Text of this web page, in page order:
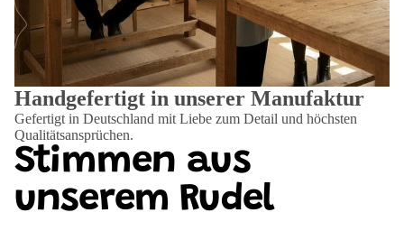
Handgefertigt in unserer Manufaktur
Gefertigt in Deutschland mit Liebe zum Detail und höchsten
Qualitätsansprüchen.
Stimmen aus
unserem Rudel